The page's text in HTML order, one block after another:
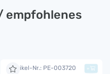
empfohlenes
Artikel-Nr.: PE-003720 +